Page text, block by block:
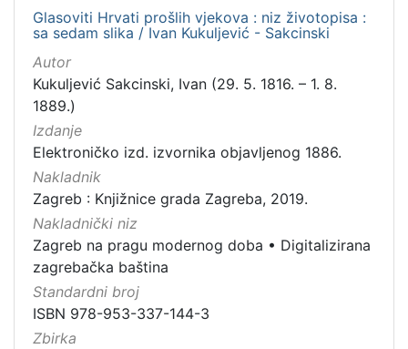
Glasoviti Hrvati prošlih vjekova : niz životopisa :
sa sedam slika / Ivan Kukuljević - Sakcinski
Autor
Kukuljević Sakcinski, Ivan (29. 5. 1816. – 1. 8.
1889.)
Izdanje
Elektroničko izd. izvornika objavljenog 1886.
Nakladnik
Zagreb : Knjižnice grada Zagreba, 2019.
Nakladnički niz
Zagreb na pragu modernog doba • Digitalizirana
zagrebačka baština
Standardni broj
ISBN 978-953-337-144-3
Zbirka